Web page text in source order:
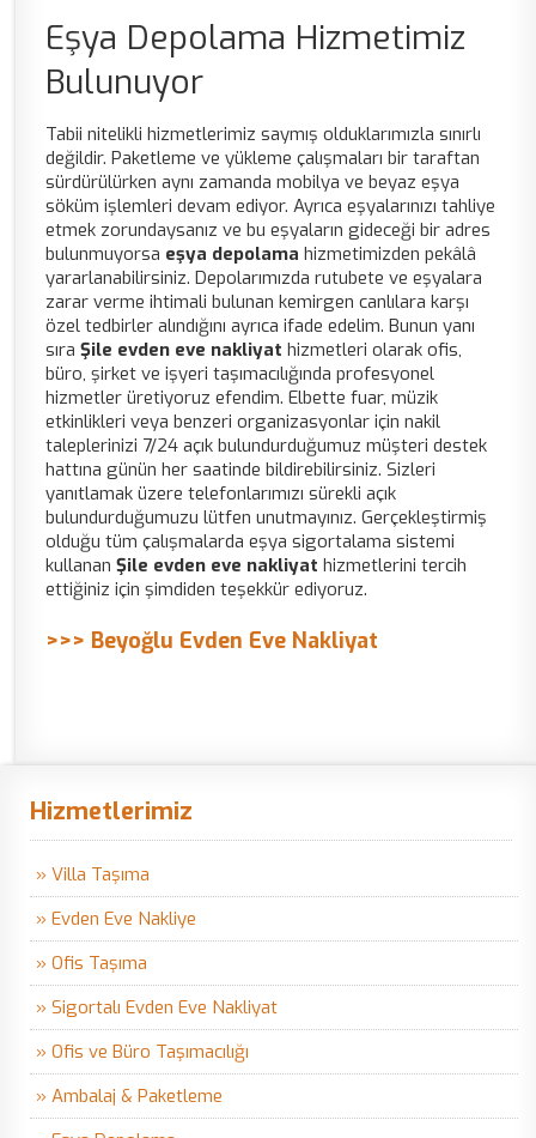
Eşya Depolama Hizmetimiz
Bulunuyor
Tabii nitelikli hizmetlerimiz saymış olduklarımızla sınırlı
değildir. Paketleme ve yükleme çalışmaları bir taraftan
sürdürülürken aynı zamanda mobilya ve beyaz eşya
söküm işlemleri devam ediyor. Ayrıca eşyalarınızı tahliye
etmek zorundaysanız ve bu eşyaların gideceği bir adres
bulunmuyorsa eşya depolama hizmetimizden pekâlâ
yararlanabilirsiniz. Depolarımızda rutubete ve eşyalara
zarar verme ihtimali bulunan kemirgen canlılara karşı
özel tedbirler alındığını ayrıca ifade edelim. Bunun yanı
sıra Şile evden eve nakliyat hizmetleri olarak ofis,
büro, şirket ve işyeri taşımacılığında profesyonel
hizmetler üretiyoruz efendim. Elbette fuar, müzik
etkinlikleri veya benzeri organizasyonlar için nakil
taleplerinizi 7/24 açık bulundurduğumuz müşteri destek
hattına günün her saatinde bildirebilirsiniz. Sizleri
yanıtlamak üzere telefonlarımızı sürekli açık
bulundurduğumuzu lütfen unutmayınız. Gerçekleştirmiş
olduğu tüm çalışmalarda eşya sigortalama sistemi
kullanan Şile evden eve nakliyat hizmetlerini tercih
ettiğiniz için şimdiden teşekkür ediyoruz.
>>> Beyoğlu Evden Eve Nakliyat
Hizmetlerimiz
» Villa Taşıma
» Evden Eve Nakliye
» Ofis Taşıma
» Sigortalı Evden Eve Nakliyat
» Ofis ve Büro Taşımacılığı
» Ambalaj & Paketleme